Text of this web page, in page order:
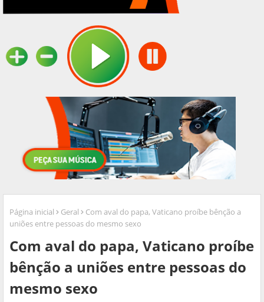
Página inicial Geral
Com aval do papa, Vaticano proíbe bênção a
uniões entre pessoas do mesmo sexo
Com aval do papa, Vaticano proíbe
bênção a uniões entre pessoas do
mesmo sexo